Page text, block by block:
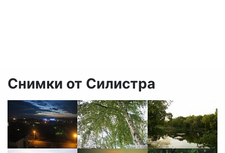
Снимки от Силистра